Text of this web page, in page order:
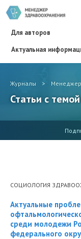
Для авторов
Актуальная
Журналы >
Статьи с
СОЦИОЛОГИЯ
Актуальные
среди молодежи
федерального